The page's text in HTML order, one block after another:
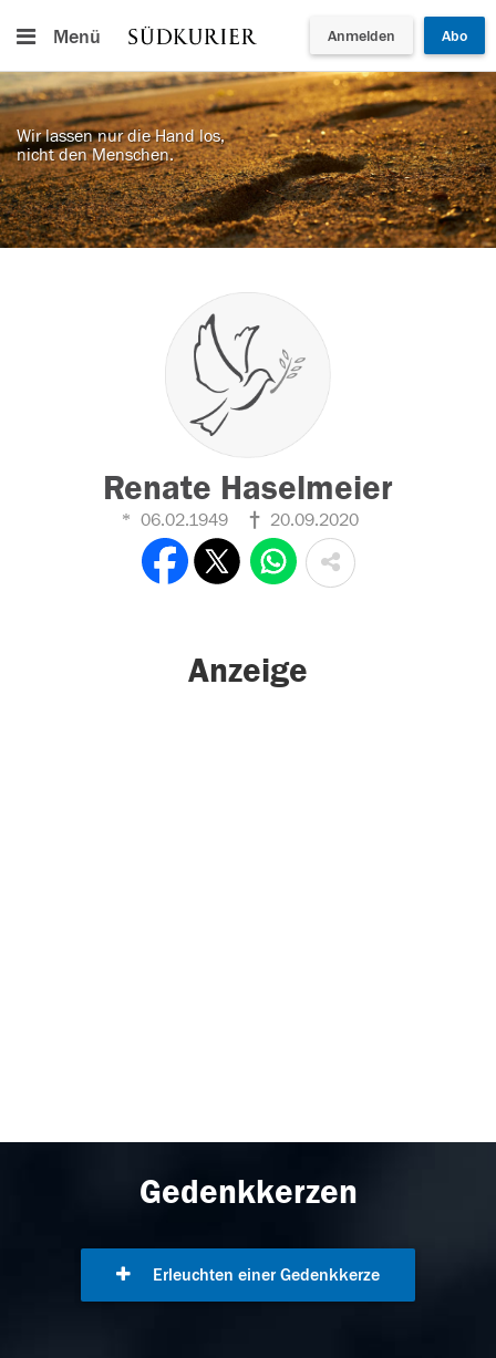
Menü Anmelden Abo
Wir lassen nur die Hand los,
nicht den Menschen.
Renate Haselmeier
06.02.1949 20.09.2020
Anzeige
Gedenkkerzen
Erleuchten einer Gedenkkerze